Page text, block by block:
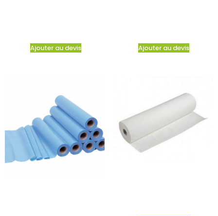
Ajouter au devis Ajouter au devis